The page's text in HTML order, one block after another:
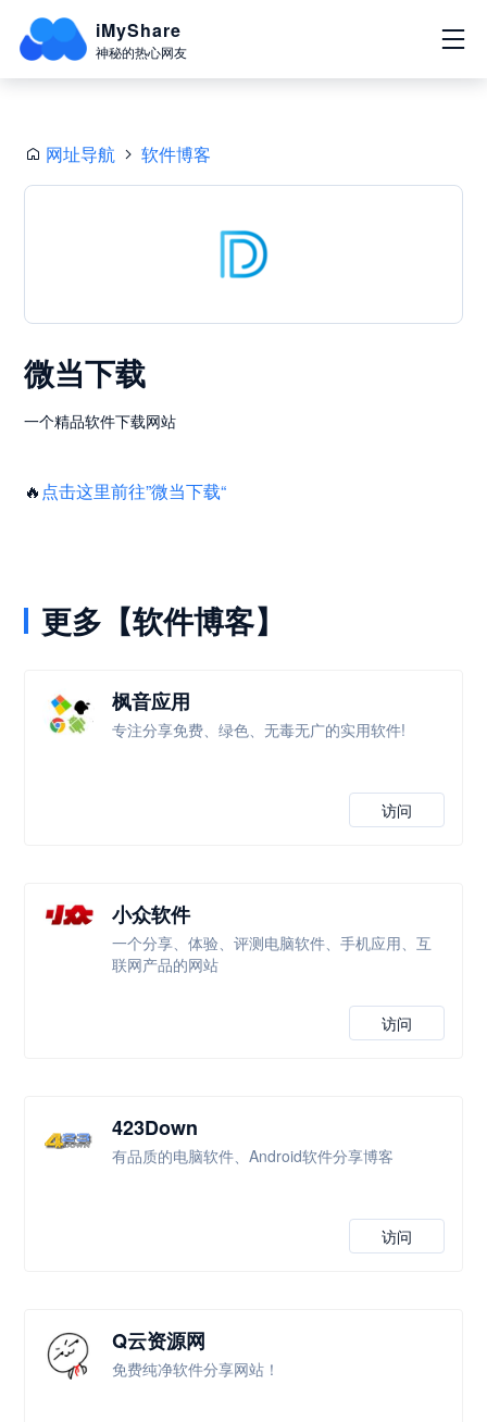
iMyShare
神秘的热心网友
网址导航 软件博客
微当下载
一个精品软件下载网站
🔥 点击这里前往”微当下载“
更多【软件博客】
枫音应用
专注分享免费、绿色、无毒无广的实用软件!
访问
小众软件
一个分享、体验、评测电脑软件、手机应用、互
联网产品的网站
访问
423Down
有品质的电脑软件、Android软件分享博客
访问
Q云资源网
免费纯净软件分享网站！